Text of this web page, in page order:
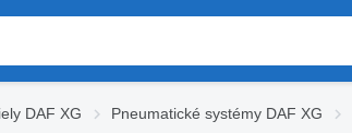
DAF XG Pneumatické systémy DAF XG